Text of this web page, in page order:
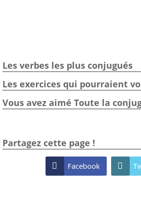
Les verbes les plus conjugués
Les exercices qui pourraient
Vous avez aimé Toute la
Partagez cette page !
 Facebook 